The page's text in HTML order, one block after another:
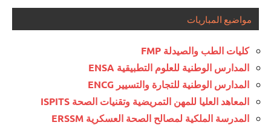
مواضيع المباريات
كليات الطب والصيدلة FMP
المدارس الوطنية للعلوم التطبيقية ENSA
المدارس الوطنية للتجارة والتسيير ENCG
المعاهد العليا للمهن التمريضية وتقنيات الصحة ISPITS
المدرسة الملكية لمصالح الصحة العسكرية ERSSM